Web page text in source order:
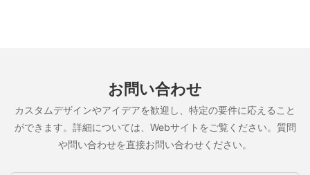
お問い合わせ
カスタムデザインやアイデアを歓迎し、特定の要件に応えること
ができます。詳細については、Webサイトをご覧ください。質問
や問い合わせを直接お問い合わせください。